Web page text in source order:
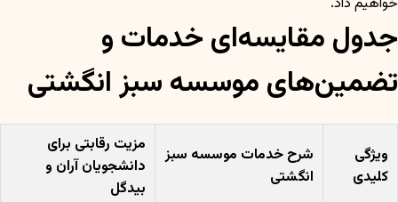
جدول مقایسه‌ای خدمات و
تضمین‌های موسسه سبز انگشتی
ویژگی
کلیدی
شرح خدمات موسسه سبز
انگشتی
مزیت رقابتی برای
دانشجویان آران و
بیدگل